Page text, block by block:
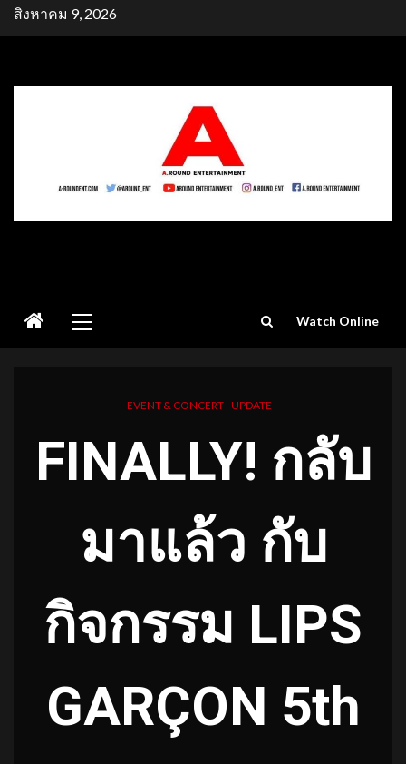
Skipสิงหาคม 9, 2026
Menu
Watch Online
EVENT & CONCERT UPDATE
FINALLY! กลับ
มาแล้ว กับ
กิจกรรม LIPS
GARÇON 5th